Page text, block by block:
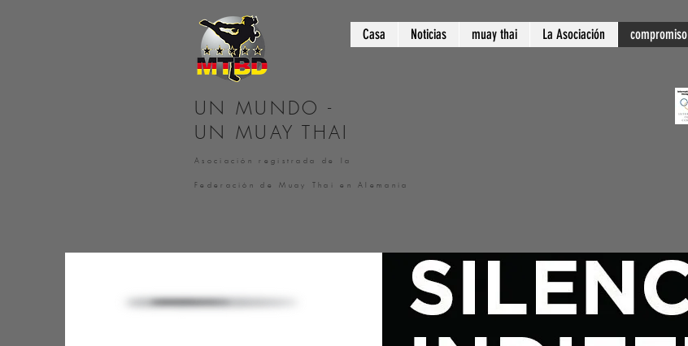
Casa Noticias muay thai La Asociación compromiso
UN MUNDO -
UN MUAY THAI
Asociación registrada de la
Federación de Muay Thai en Alemania